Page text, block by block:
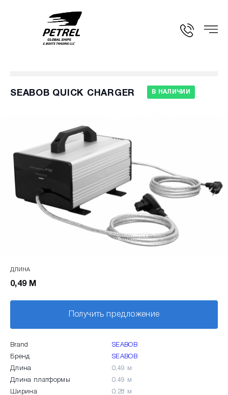
SEABOB QUICK CHARGER В НАЛИЧИИ
Brand SEABOB
Бренд SEABOB
Длина 0,49 м
Длина платформы 0.49 м
Ширина 0.28 м
ДЛИНА
0,49 М
Получить предложение